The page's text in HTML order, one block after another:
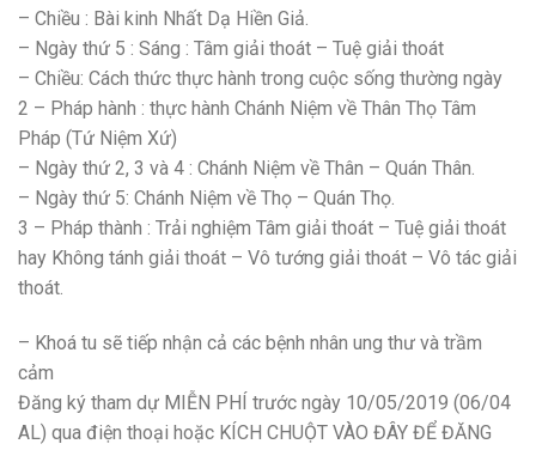
– Chiều : Bài kinh Nhất Dạ Hiền Giả.
– Ngày thứ 5 : Sáng : Tâm giải thoát – Tuệ giải thoát
– Chiều: Cách thức thực hành trong cuộc sống thường ngày
2 – Pháp hành : thực hành Chánh Niệm về Thân Thọ Tâm
Pháp (Tứ Niệm Xứ)
– Ngày thứ 2, 3 và 4 : Chánh Niệm về Thân – Quán Thân.
– Ngày thứ 5: Chánh Niệm về Thọ – Quán Thọ.
3 – Pháp thành : Trải nghiệm Tâm giải thoát – Tuệ giải thoát
hay Không tánh giải thoát – Vô tướng giải thoát – Vô tác giải
thoát.
– Khoá tu sẽ tiếp nhận cả các bệnh nhân ung thư và trầm
cảm
Đăng ký tham dự MIỄN PHÍ trước ngày 10/05/2019 (06/04
AL) qua điện thoại hoặc KÍCH CHUỘT VÀO ĐÂY ĐỂ ĐĂNG